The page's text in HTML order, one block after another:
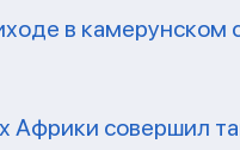
в камерунском
Африки совершил